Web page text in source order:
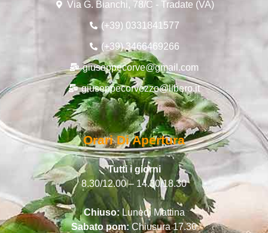
Via G. Bianchi, 78/C - Tradate (VA)
(+39) 0331841577
(+39) 3466469266
giuseppecorve@gmail.com
giuseppecorvezzo@libero.it
Orari Di Apertura
Tutti i giorni
8.30/12.00 – 14.30/18.30
Chiuso:Lunedì Mattina
Sabato pom:Chiusura 17.30